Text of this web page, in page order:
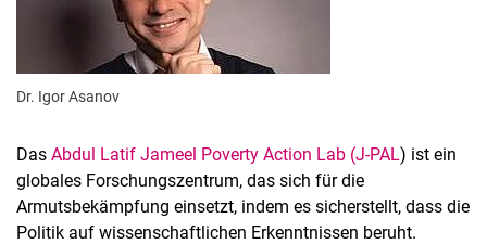
Dr. Igor Asanov
Das Abdul Latif Jameel Poverty Action Lab (J-PAL) ist ein
globales Forschungszentrum, das sich für die
Armutsbekämpfung einsetzt, indem es sicherstellt, dass die
Politik auf wissenschaftlichen Erkenntnissen beruht.